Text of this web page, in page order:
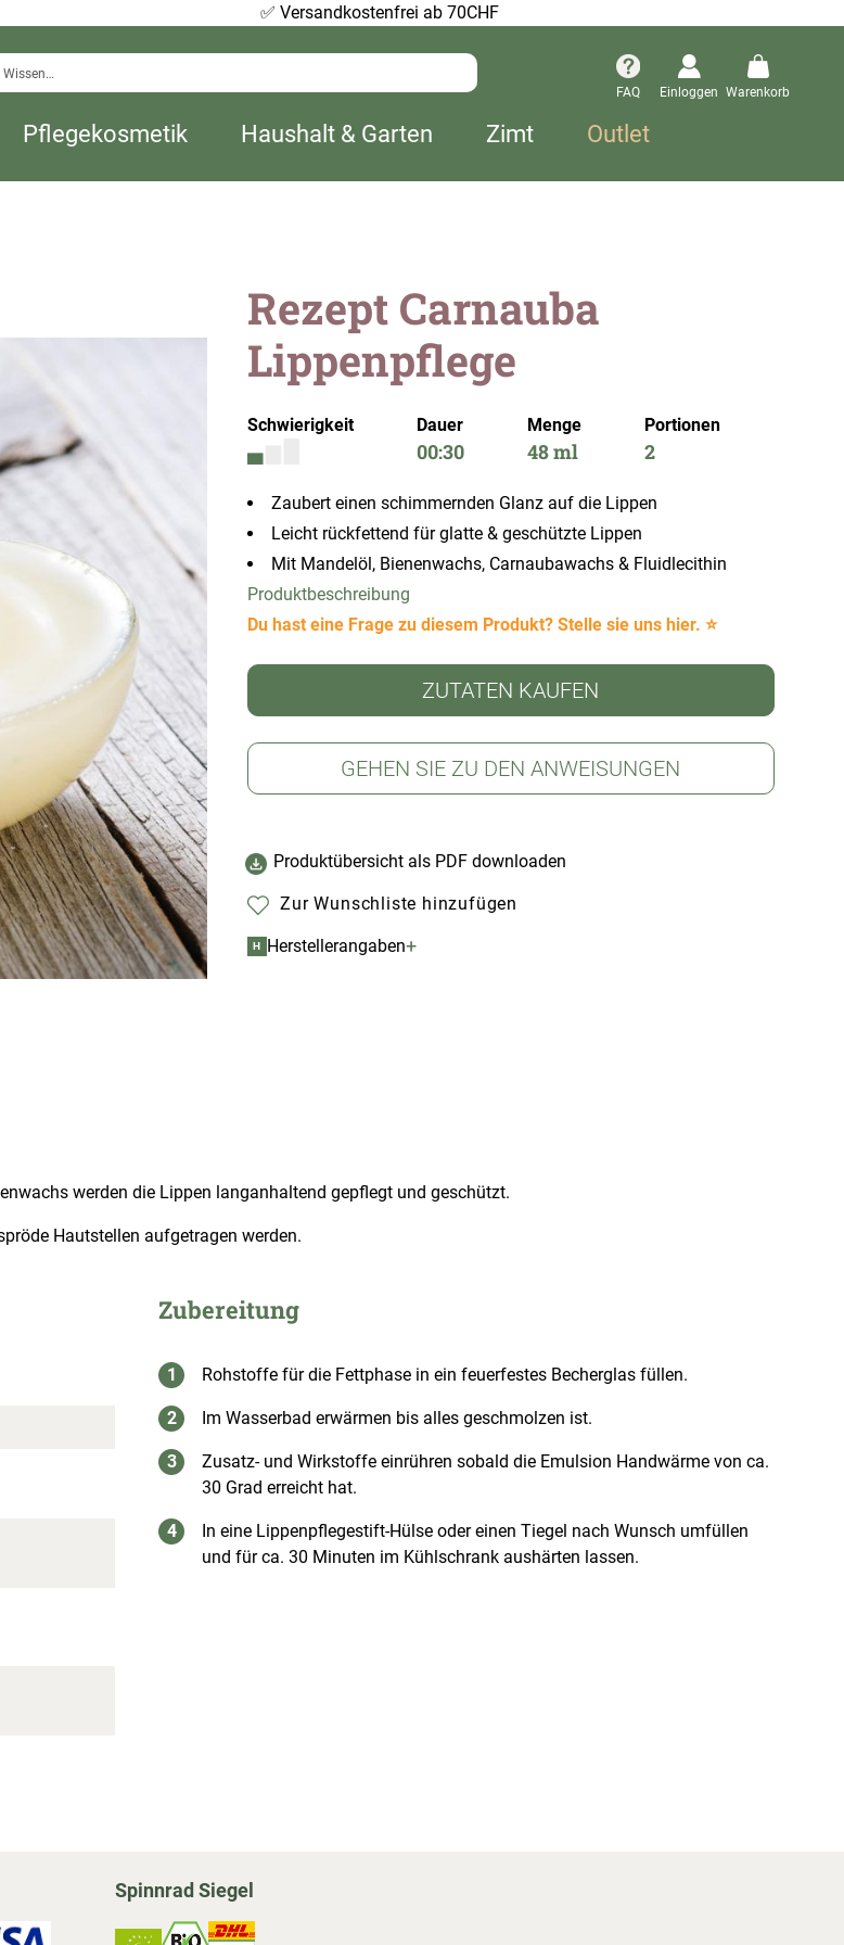
✅Versandkostenfrei ab 70CHF
FAQ Einloggen Warenkorb
Pflegekosmetik Haushalt & Garten Zimt Outlet
Rezept Carnauba
Lippenpflege
Schwierigkeit Dauer
00:30
Menge
48 ml
Portionen
2
Zaubert einen schimmernden Glanz auf die Lippen
Leicht rückfettend für glatte & geschützte Lippen
Mit Mandelöl, Bienenwachs, Carnaubawachs & Fluidlecithin
Produktbeschreibung
Du hast eine Frage zu diesem Produkt? Stelle sie uns hier. ⭐
ZUTATEN KAUFEN
GEHEN SIE ZU DEN ANWEISUNGEN
Produktübersicht als PDF downloaden
Zur Wunschliste hinzufügen
H Herstellerangaben+
werden die Lippen langanhaltend gepflegt und geschützt.
Hautstellen aufgetragen werden.
Zubereitung
Rohstoffe für die Fettphase in ein feuerfestes Becherglas füllen.
Im Wasserbad erwärmen bis alles geschmolzen ist.
Zusatz- und Wirkstoffe einrühren sobald die Emulsion Handwärme von ca.
30 Grad erreicht hat.
In eine Lippenpflegestift-Hülse oder einen Tiegel nach Wunsch umfüllen
und für ca. 30 Minuten im Kühlschrank aushärten lassen.
Spinnrad Siegel